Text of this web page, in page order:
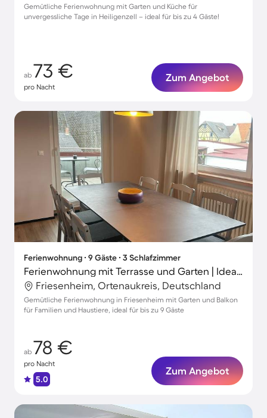
Gemütliche Ferienwohnung mit Garten und Küche für
unvergessliche Tage in Heiligenzell – ideal für bis zu 4 Gäste!
ab 73 €
pro Nacht
Zum Angebot
Ferienwohnung ∙ 9 Gäste ∙ 3 Schlafzimmer
Ferienwohnung mit Terrasse und Garten | Ideal für Homeoffice
Friesenheim, Ortenaukreis, Deutschland
Gemütliche Ferienwohnung in Friesenheim mit Garten und Balkon
für Familien und Haustiere, ideal für bis zu 9 Gäste
ab 78 €
pro Nacht
5.0
Zum Angebot